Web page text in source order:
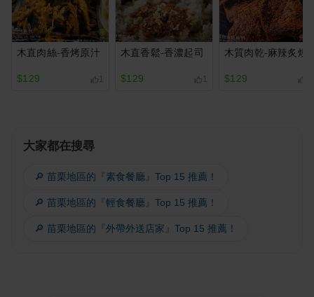
木直肉絲-香烤原汁
$129
木直香鬆-香濃起司
$129
木質肉乾-麻辣炙燒
$129
大家都在搜尋
🔎 苗栗地區的『素食餐廳』Top 15 推薦！
🔎 苗栗地區的『輕食餐廳』Top 15 推薦！
🔎 苗栗地區的『外帶外送店家』Top 15 推薦！